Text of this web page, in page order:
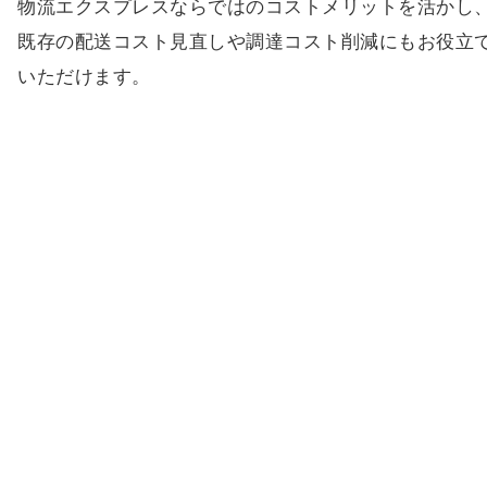
物流エクスプレスならではのコストメリットを活かし
既存の配送コスト見直しや調達コスト削減にもお役立
いただけます。